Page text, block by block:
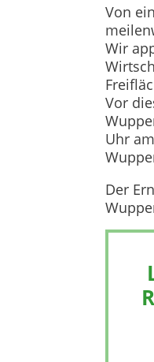
Von
Wir
Vor
Uhr
Der